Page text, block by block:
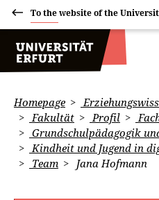
To the website of the
Homepage
Fakultät
Profil
Grundschulpädagogik
Kindheit und Jugend in
Team
Jana Hofmann